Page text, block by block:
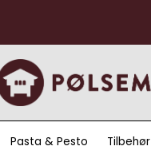
Pasta & Pesto Tilbehør